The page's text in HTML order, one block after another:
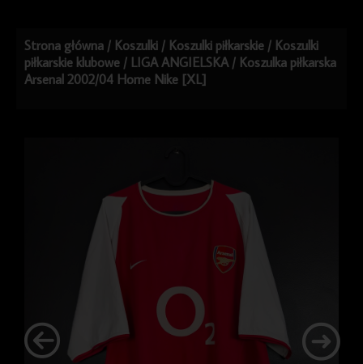
Strona główna / Koszulki / Koszulki piłkarskie / Koszulki
piłkarskie klubowe / LIGA ANGIELSKA / Koszulka piłkarska
Arsenal 2002/04 Home Nike [XL]